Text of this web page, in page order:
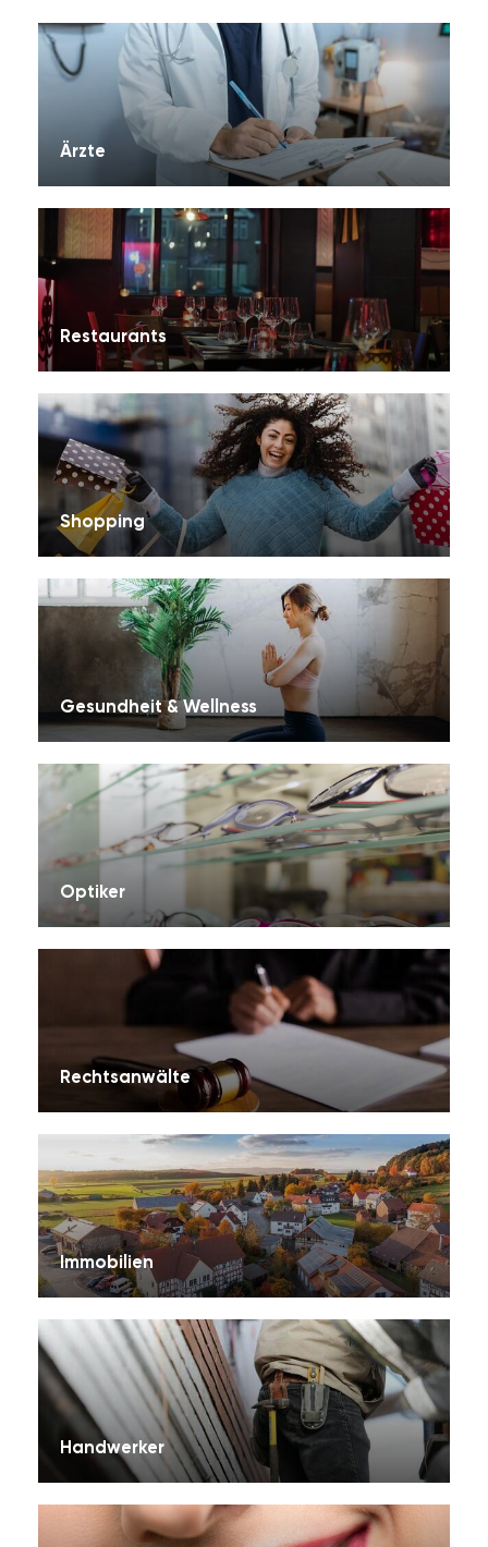
Ärzte
Restaurants
Shopping
Gesundheit & Wellness
Optiker
Rechtsanwälte
Immobilien
Handwerker